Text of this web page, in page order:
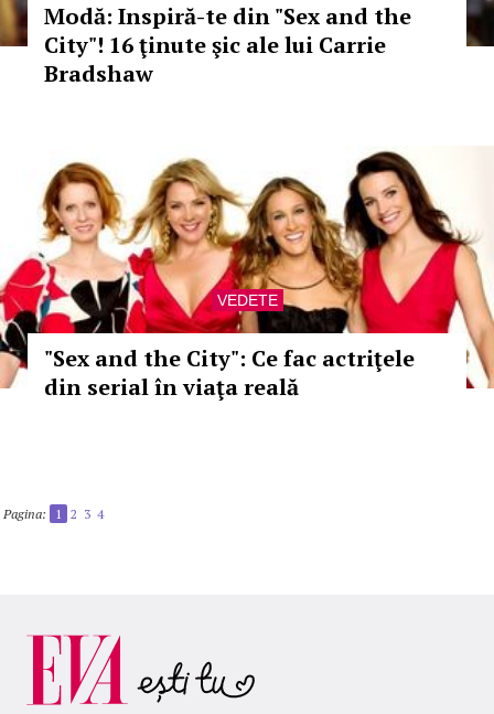
Modă: Inspiră-te din "Sex and the
City"! 16 ţinute şic ale lui Carrie
Bradshaw
VEDETE
"Sex and the City": Ce fac actriţele
din serial în viaţa reală
Pagina: 1 2 3 4